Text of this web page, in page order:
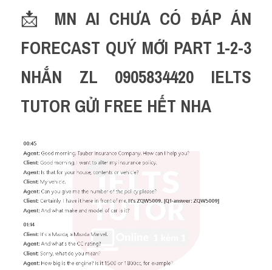
📩 MN AI CHƯA CÓ ĐÁP ÁN
FORECAST QUÝ MỚI PART 1-2-3
NHẮN ZL 0905834420 IELTS
TUTOR GỬI FREE HẾT NHA